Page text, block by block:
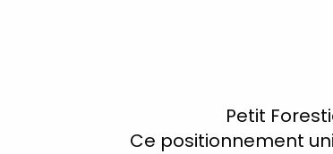
Petit
Ce positionnement